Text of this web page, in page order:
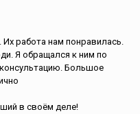
Их работа нам понравилась.
Я обращался к ним по
Большое
в своём деле!